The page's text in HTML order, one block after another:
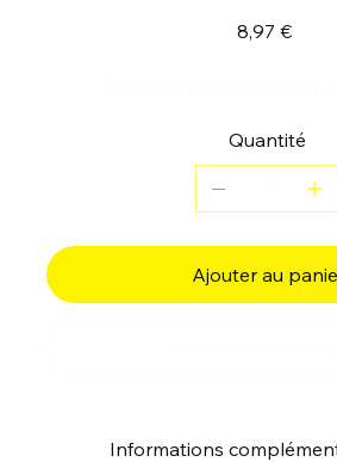
8,97 €
Quantité
Ajouter au
Informations